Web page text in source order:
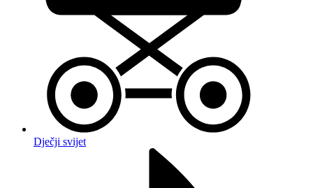
Dječji svijet